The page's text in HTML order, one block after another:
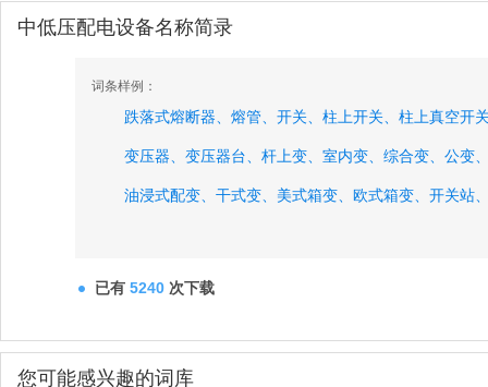
中低压配电设备名称简录
词条样例：
跌落式熔断器、 熔管、 开关、 柱上开关、 柱上真空开
变压器、 变压器台、 杆上变、 室内变、 综合变、 公变
油浸式配变、 干式变、 美式箱变、 欧式箱变、 开关站
已有 5240 次下载
您可能感兴趣的词库